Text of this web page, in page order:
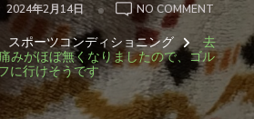
2024年2月14日 NO COMMENT
去
年
の
GW
以
来
の
足
の
スポーツコンディショニング
去
みがほぼ無くなりましたので、ゴル
に行けそうです